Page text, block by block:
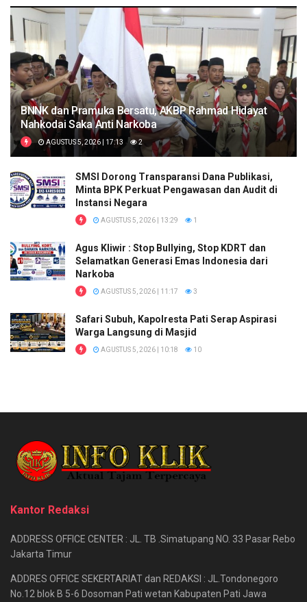
BNNK dan Pramuka Bersatu, AKBP Rahmad Hidayat
Nahkodai Saka Anti Narkoba
AGUSTUS 5, 2026 | 17:13 2
SMSI Dorong Transparansi Dana Publikasi,
Minta BPK Perkuat Pengawasan dan Audit di
Instansi Negara
AGUSTUS 5, 2026 | 13:29 1
Agus Kliwir : Stop Bullying, Stop KDRT dan
Selamatkan Generasi Emas Indonesia dari
Narkoba
AGUSTUS 5, 2026 | 11:17 3
Safari Subuh, Kapolresta Pati Serap Aspirasi
Warga Langsung di Masjid
AGUSTUS 5, 2026 | 10:18 10
Kantor Redaksi
ADDRESS OFFICE CENTER : JL. TB .Simatupang NO. 33 Pasar Rebo
Jakarta Timur
ADDRES OFFICE SEKERTARIAT dan REDAKSI : JL.Tondonegoro
No.12 blok B 5-6 Dosoman Pati wetan Kabupaten Pati Jawa